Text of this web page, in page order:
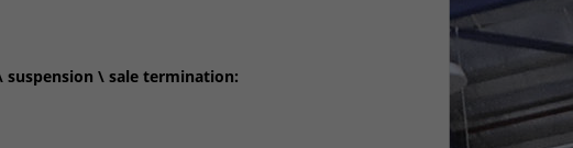
\ sale termination: